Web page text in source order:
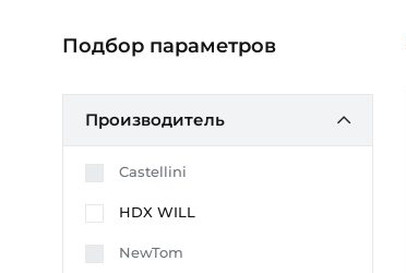
Подбор параметров
Производитель
Castellini
HDX WILL
NewTom